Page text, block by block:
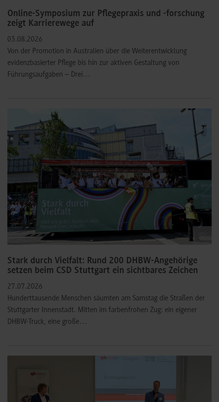
Online-Symposium zur Pflegepraxis und -forschung
zeigt Karrierewege auf
03.08.2026
Von der Promotion in Australien über die Weiterentwicklung
evidenzbasierter Pflege bis hin zur aktiven Gestaltung von
Führungsaufgaben – Drei…
Stark durch Vielfalt: Rund 200 DHBW-Angehörige
setzen beim CSD Stuttgart ein sichtbares Zeichen
27.07.2026
Hunderttausende Menschen säumten am Samstag die Straßen der
Stuttgarter Innenstadt. Mitten im farbenfrohen Zug: ein eigener
DHBW-Truck, eine große…